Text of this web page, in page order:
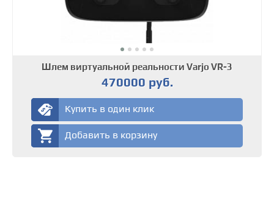
Шлем виртуальной реальности Varjo VR-3
470000 руб.
Купить в один клик
Добавить в корзину